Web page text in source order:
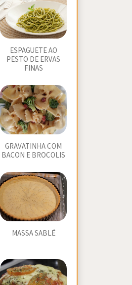
ESPAGUETE AO
PESTO DE ERVAS
FINAS
GRAVATINHA COM
BACON E BROCOLIS
MASSA SABLÉ